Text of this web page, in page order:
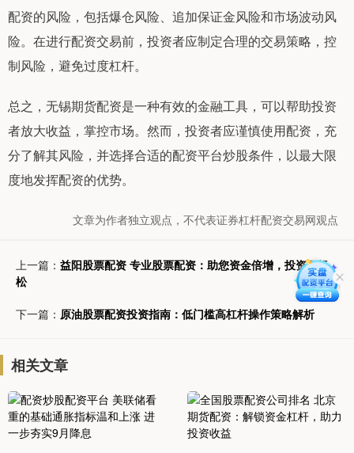
配资的风险，包括爆仓风险、追加保证金风险和市场波动风
险。在进行配资交易前，投资者应制定合理的交易策略，控
制风险，避免过度杠杆。
总之，无锡期货配资是一种有效的金融工具，可以帮助投资
者放大收益，掌控市场。然而，投资者应谨慎使用配资，充
分了解其风险，并选择合适的配资平台炒股条件，以最大限
度地发挥配资的优势。
文章为作者独立观点，不代表证券杠杆配资交易网观点
上一篇： 益阳股票配资 专业股票配资：助您资金倍增，投资更轻
松
下一篇： 原油股票配资投资指南：低门槛高杠杆操作策略解析
相关文章